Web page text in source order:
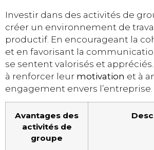
Investir dans des activités de
créer un environnement de
productif. En encourageant la
et en favorisant la
se sentent valorisés et
à renforcer leur motivation et à
engagement envers l’entreprise.
Avantages des
activités de
groupe